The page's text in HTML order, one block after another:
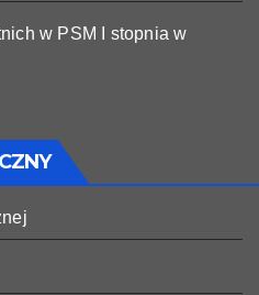
w PSM I stopnia w